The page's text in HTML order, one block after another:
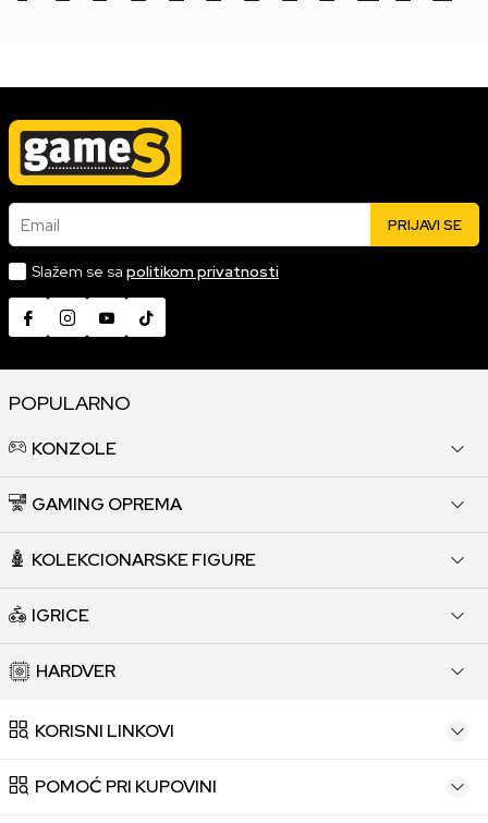
Email PRIJAVI SE
Slažem se sa politikom privatnosti
POPULARNO
KONZOLE
GAMING OPREMA
KOLEKCIONARSKE FIGURE
IGRICE
HARDVER
KORISNI LINKOVI
POMOĆ PRI KUPOVINI